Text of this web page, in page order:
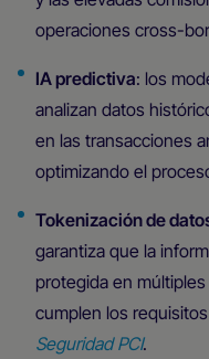
operaciones cross-
IA predictiva: los
analizan datos
en las transacciones
optimizando el
Tokenización de
garantiza que la
protegida en
cumplen los requisitos
Seguridad PCI.